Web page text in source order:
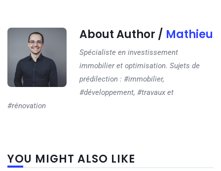
About Author / Mathieu
Spécialiste en investissement
immobilier et optimisation. Sujets de
prédilection : #immobilier,
#développement, #travaux et
#rénovation
YOU MIGHT ALSO LIKE